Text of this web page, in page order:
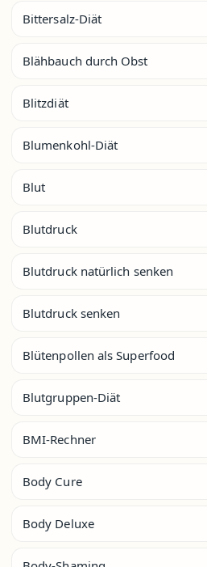
Bittersalz-Diät
Blähbauch durch Obst
Blitzdiät
Blumenkohl-Diät
Blut
Blutdruck
Blutdruck natürlich senken
Blutdruck senken
Blütenpollen als Superfood
Blutgruppen-Diät
BMI-Rechner
Body Cure
Body Deluxe